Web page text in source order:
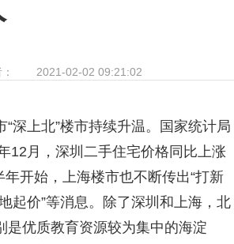
2021-02-02 09:21:02
“深上北”楼市持续升温。国家统计局
12月，深圳二手住宅价格同比上涨
开始，上海楼市也不断传出“打新
起价”等消息。除了深圳和上海，北
是优质教育资源较为集中的海淀